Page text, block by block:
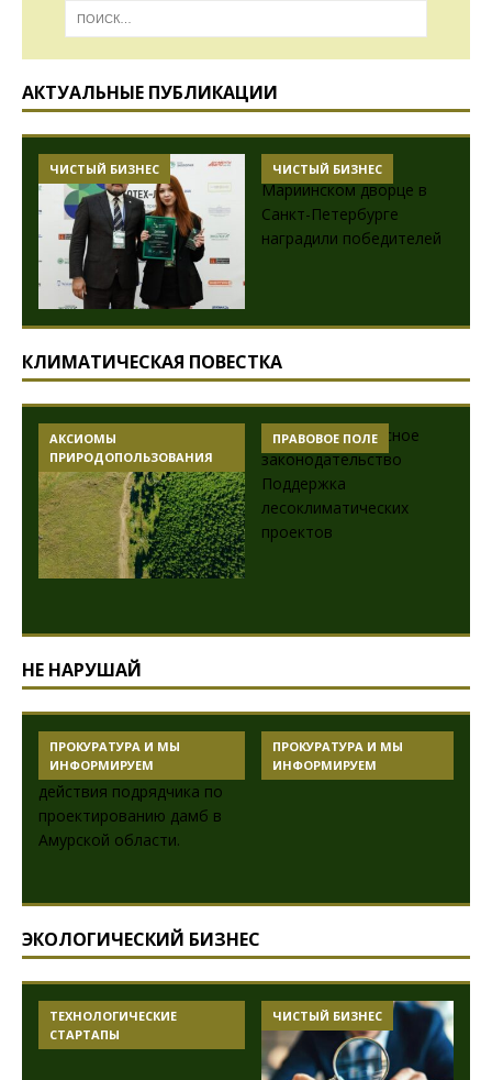
АКТУАЛЬНЫЕ ПУБЛИКАЦИИ
ЧИСТЫЙ БИЗНЕС ЧИСТЫЙ БИЗНЕС
КЛИМАТИЧЕСКАЯ ПОВЕСТКА
АКСИОМЫ
ПРИРОДОПОЛЬЗОВАНИЯ
ПРАВОВОЕ ПОЛЕ
НЕ НАРУШАЙ
ПРОКУРАТУРА И МЫ
ИНФОРМИРУЕМ
ПРОКУРАТУРА И МЫ
ИНФОРМИРУЕМ
ЭКОЛОГИЧЕСКИЙ БИЗНЕС
ТЕХНОЛОГИЧЕСКИЕ
СТАРТАПЫ
ЧИСТЫЙ БИЗНЕС